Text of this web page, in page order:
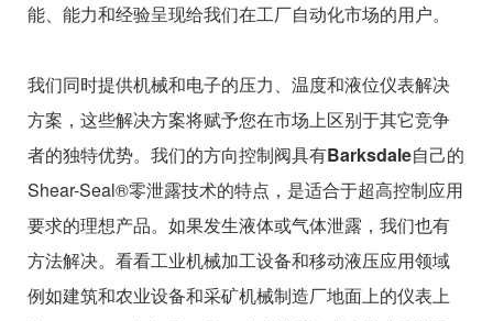
能、能力和经验呈现给我们在工厂自动化市场的用户。
我们同时提供机械和电子的压力、温度和液位仪表解决
方案，这些解决方案将赋予您在市场上区别于其它竞争
者的独特优势。我们的方向控制阀具有Barksdale自己的
Shear-Seal®零泄露技术的特点，是适合于超高控制应用
要求的理想产品。如果发生液体或气体泄露，我们也有
方法解决。看看工业机械加工设备和移动液压应用领域
例如建筑和农业设备和采矿机械制造厂地面上的仪表上